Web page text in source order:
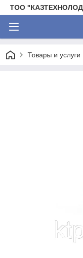
ТОО
Товары и услуги